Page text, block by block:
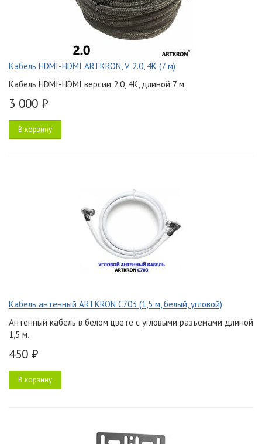
Кабель HDMI-HDMI ARTKRON, V 2.0, 4K (7 м)
Кабель HDMI-HDMI версии 2.0, 4K, длиной 7 м.
3 000 ₽
В корзину
Кабель антенный ARTKRON C703 (1,5 м, белый, угловой)
Антенный кабель в белом цвете с угловыми разъемами длиной
1,5 м.
450 ₽
В корзину